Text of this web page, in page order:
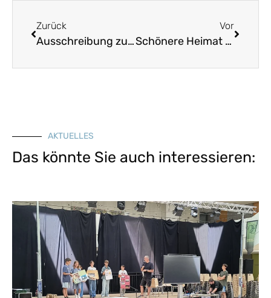
Zurück
Ausschreibung zum Bürgerpreis 2021: Ehrenamtliches Engagement im Stiftungswesen gesucht
Vor
Schönere Heimat 2023, Heft 2
AKTUELLES
Das könnte Sie auch interessieren: